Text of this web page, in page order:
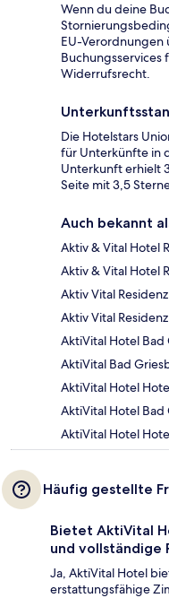
Wenn du deine
EU-
Widerrufsrecht.
Die Hotelstars
für Unterkünfte in
Unterkunft erhielt
Seite mit 3,5
Auch bekannt
Aktiv & Vital Hotel
Aktiv & Vital Hotel
Aktiv Vital Residenz
Aktiv Vital
AktiVital Hotel Bad
AktiVital Bad
AktiVital Hotel
AktiVital Hotel Bad
AktiVital Hotel
Häufig gestellte
Bietet AktiVital
und vollständige
Ja, AktiVital Hotel
erstattungsfähige